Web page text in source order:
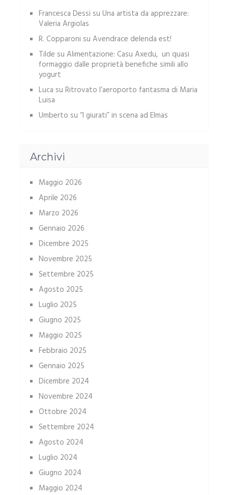
Francesca Dessi su Una artista da apprezzare:
Valeria Argiolas
R. Copparoni su Avendrace delenda est!
Tilde su Alimentazione: Casu Axedu, un quasi
formaggio dalle proprietà benefiche simili allo
yogurt
Luca su Ritrovato l’aeroporto fantasma di Maria
Luisa
Umberto su “I giurati” in scena ad Elmas
Archivi
Maggio 2026
Aprile 2026
Marzo 2026
Gennaio 2026
Dicembre 2025
Novembre 2025
Settembre 2025
Agosto 2025
Luglio 2025
Giugno 2025
Maggio 2025
Febbraio 2025
Gennaio 2025
Dicembre 2024
Novembre 2024
Ottobre 2024
Settembre 2024
Agosto 2024
Luglio 2024
Giugno 2024
Maggio 2024